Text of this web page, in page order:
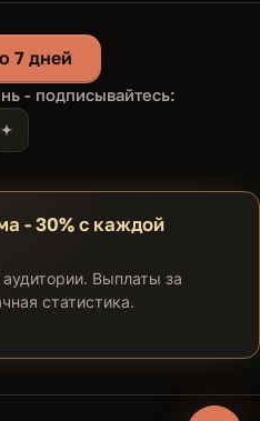
7 дней
- подписывайтесь:
- 30% с каждой
Выплаты за
статистика.
Midas · отвечу в Telegram